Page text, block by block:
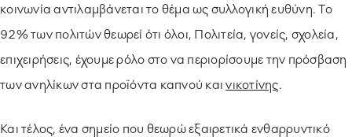
κοινωνία αντιλαμβάνεται το θέμα ως συλλογική ευθύνη. Το
92% των πολιτών θεωρεί ότι όλοι, Πολιτεία, γονείς, σχολεία,
επιχειρήσεις, έχουμε ρόλο στο να περιορίσουμε την πρόσβαση
των ανηλίκων στα προϊόντα καπνού καινικοτίνης.
Και τέλος, ένα σημείο που θεωρώ εξαιρετικά ενθαρρυντικό